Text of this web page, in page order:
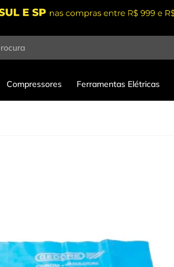
Compressores Ferramentas Elétricas